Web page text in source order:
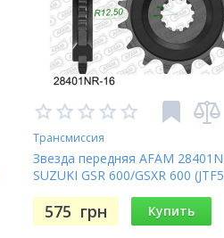
Трансмиссия
Звезда передняя AFAM
SUZUKI GSR 600/GSXR 600
575 грн Купить